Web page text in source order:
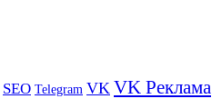
SEO Telegram VK VK Реклама